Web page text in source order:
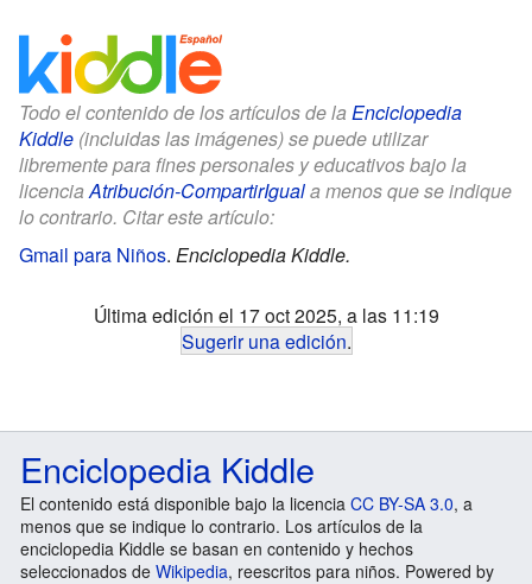
Todo el contenido de los artículos de la Enciclopedia
Kiddle (incluidas las imágenes) se puede utilizar
libremente para fines personales y educativos bajo la
licenciaAtribución-CompartirIguala menos que se indique
lo contrario. Citar este artículo:
Gmail para Niños. Enciclopedia Kiddle.
Última edición el 17 oct 2025, a las 11:19
Sugerir una edición.
Enciclopedia Kiddle
El contenido está disponible bajo la licencia CC BY-SA 3.0, a
menos que se indique lo contrario. Los artículos de la
enciclopedia Kiddle se basan en contenido y hechos
seleccionados de Wikipedia, reescritos para niños. Powered by